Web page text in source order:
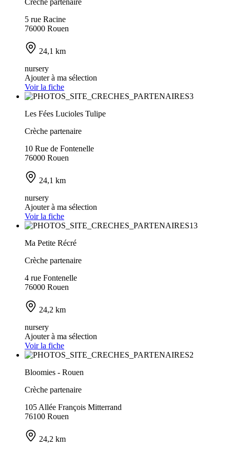
5 rue Racine
76000 Rouen
24,1 km
nursery
Ajouter à ma sélection
Voir la fiche
Les Fées Lucioles Tulipe
Crèche partenaire
10 Rue de Fontenelle
76000 Rouen
24,1 km
nursery
Ajouter à ma sélection
Voir la fiche
Ma Petite Récré
Crèche partenaire
4 rue Fontenelle
76000 Rouen
24,2 km
nursery
Ajouter à ma sélection
Voir la fiche
Bloomies - Rouen
Crèche partenaire
105 Allée François Mitterrand
76100 Rouen
24,2 km